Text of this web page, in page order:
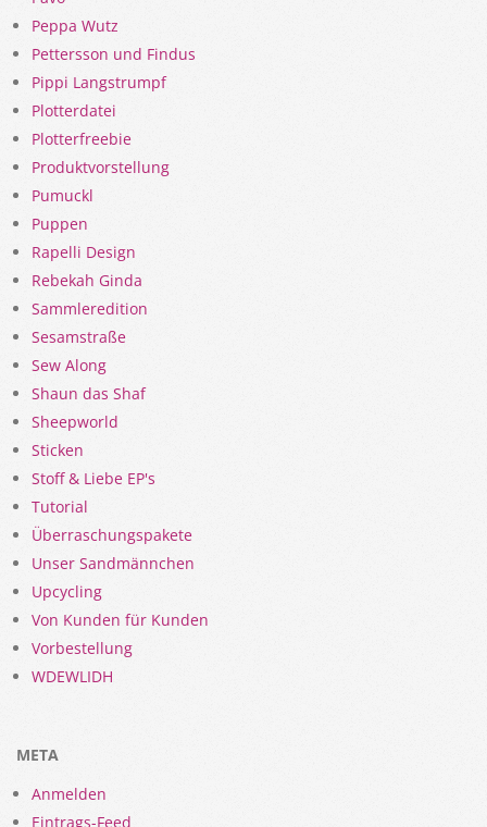
Peppa Wutz
Pettersson und Findus
Pippi Langstrumpf
Plotterdatei
Plotterfreebie
Produktvorstellung
Pumuckl
Puppen
Rapelli Design
Rebekah Ginda
Sammleredition
Sesamstraße
Sew Along
Shaun das Shaf
Sheepworld
Sticken
Stoff & Liebe EP's
Tutorial
Überraschungspakete
Unser Sandmännchen
Upcycling
Von Kunden für Kunden
Vorbestellung
WDEWLIDH
META
Anmelden
Eintrags-Feed